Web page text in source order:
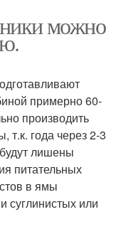
можно
примерно 60-
производить
т.к. года через 2-3
лишены
питательных
в ямы
суглинистых или